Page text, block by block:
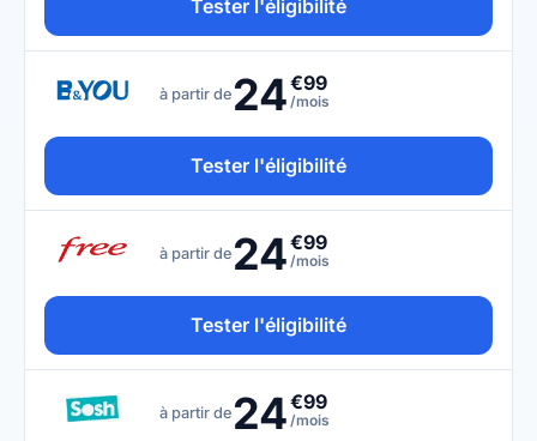
Tester l'éligibilité
à partir de 24€99
/mois
Tester l'éligibilité
à partir de 24€99
/mois
Tester l'éligibilité
à partir de 24€99
/mois